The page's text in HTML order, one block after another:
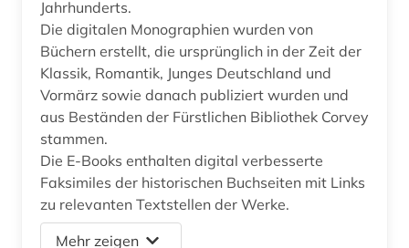
Jahrhunderts.
Die digitalen Monographien wurden von
Büchern erstellt, die ursprünglich in der Zeit der
Klassik, Romantik, Junges Deutschland und
Vormärz sowie danach publiziert wurden und
aus Beständen der Fürstlichen Bibliothek Corvey
stammen.
Die E-Books enthalten digital verbesserte
Faksimiles der historischen Buchseiten mit Links
zu relevanten Textstellen der Werke.
Mehr zeigen